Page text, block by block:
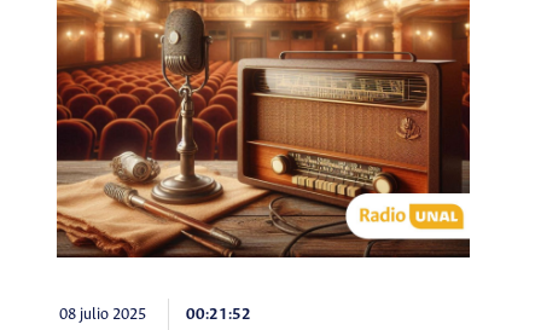
08 julio 2025 00:21:52